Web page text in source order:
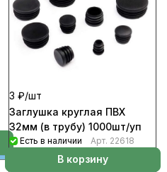
3 ₽/шт
Заглушка круглая ПВХ
32мм (в трубу) 1000шт/уп
Есть в наличии Арт. 22618
В корзину